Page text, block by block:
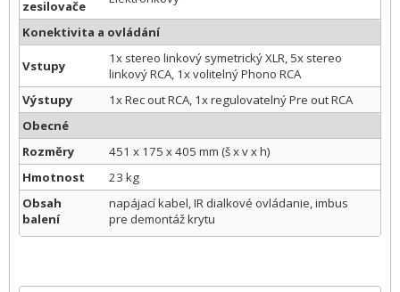
zesilovače
Konektivita a ovládání
Vstupy
1x stereo linkový symetrický XLR, 5x stereo
linkový RCA, 1x volitelný Phono RCA
Výstupy
1x Rec out RCA, 1x regulovatelný Pre out RCA
Obecné
Rozměry
451 x 175 x 405 mm (š x v x h)
Hmotnost
23 kg
Obsah
balení
napájací kabel, IR dialkové ovládanie, imbus
pre demontáž krytu